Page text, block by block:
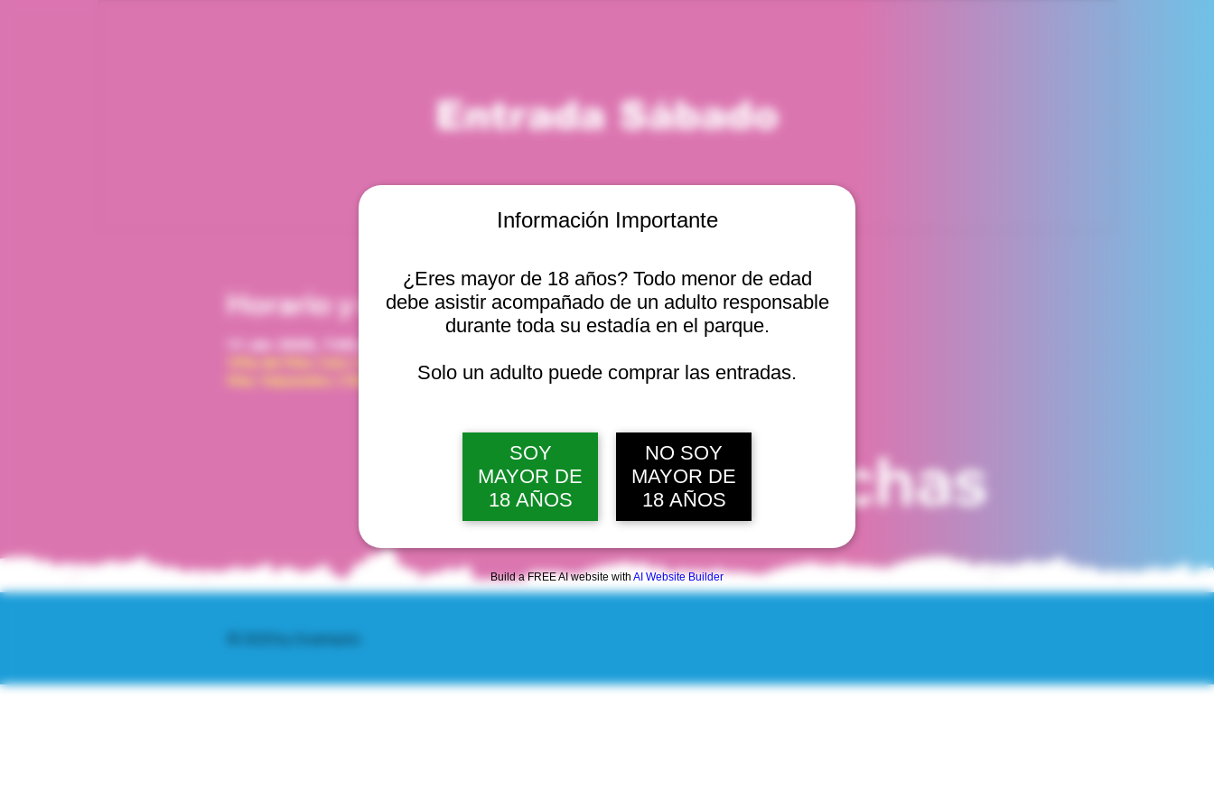
Información Importante
¿Eres mayor de 18 años? Todo menor de edad
debe asistir acompañado de un adulto responsable
durante toda su estadía en el parque.
Solo un adulto puede comprar las entradas.
SOY
MAYOR DE
18 AÑOS
NO SOY
MAYOR DE
18 AÑOS
Build a FREE AI website with AI Website Builder
Entrada Sábado
Horario y ubicación
Viña del Mar, Cam. Internacional 2440, Viña del
sáb, 08 ago, 10:00 a. m.
Ver 22 fechas
© 2025 by Scantastic.